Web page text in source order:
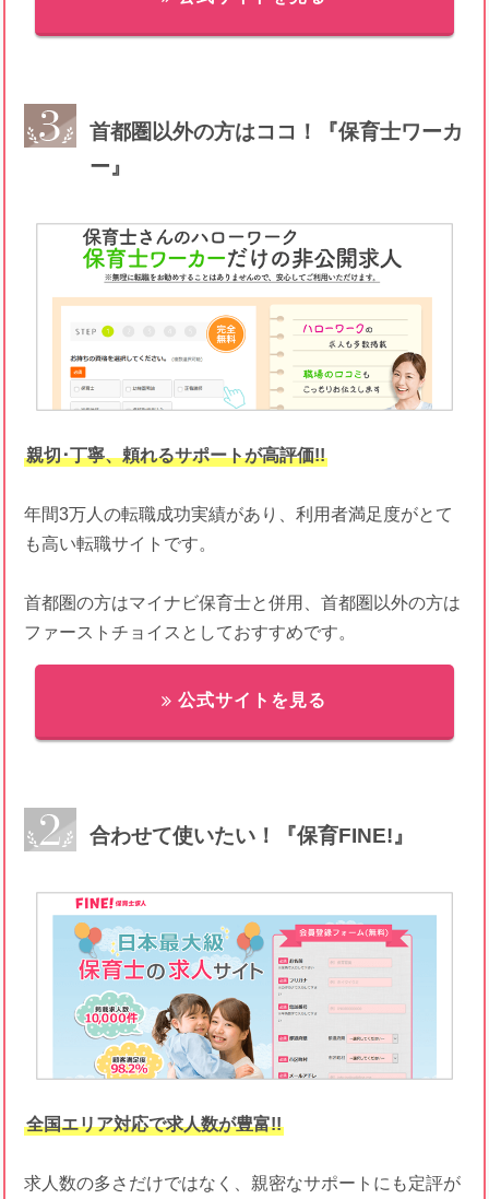
首都圏以外の方はココ！『保育士ワーカ
ー』
親切･丁寧、頼れるサポートが高評価!!
年間3万人の転職成功実績があり、利用者満足度がとて
も高い転職サイトです。
首都圏の方はマイナビ保育士と併用、首都圏以外の方は
ファーストチョイスとしておすすめです。
公式サイトを見る
合わせて使いたい！『保育FINE!』
全国エリア対応で求人数が豊富!!
求人数の多さだけではなく、親密なサポートにも定評が